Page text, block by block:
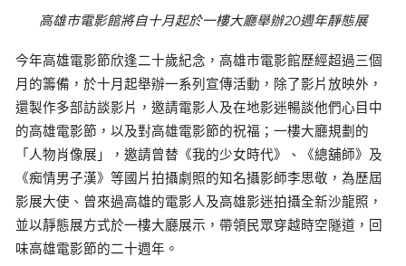
高雄市電影館將自十月起於一樓大廳舉辦20週年靜態展
今年高雄電影節欣逢二十歲紀念，高雄市電影館歷經超過三個
月的籌備，於十月起舉辦一系列宣傳活動，除了影片放映外，
還製作多部訪談影片，邀請電影人及在地影迷暢談他們心目中
的高雄電影節，以及對高雄電影節的祝福；一樓大廳規劃的
「人物肖像展」，邀請曾替《我的少女時代》、《總舖師》及
《痴情男子漢》等國片拍攝劇照的知名攝影師李思敬，為歷屆
影展大使、曾來過高雄的電影人及高雄影迷拍攝全新沙龍照，
並以靜態展方式於一樓大廳展示，帶領民眾穿越時空隧道，回
味高雄電影節的二十週年。